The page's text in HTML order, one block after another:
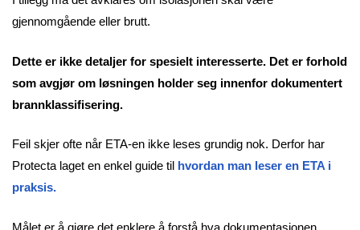
gjennomgående eller brutt.
Dette er ikke detaljer for spesielt interesserte. Det er forhold
som avgjør om løsningen holder seg innenfor dokumentert
brannklassifisering.
Feil skjer ofte når ETA-en ikke leses grundig nok. Derfor har
Protecta laget en enkel guide til hvordan man leser en ETA i
praksis.
Målet er å gjøre det enklere å forstå hva dokumentasjonen